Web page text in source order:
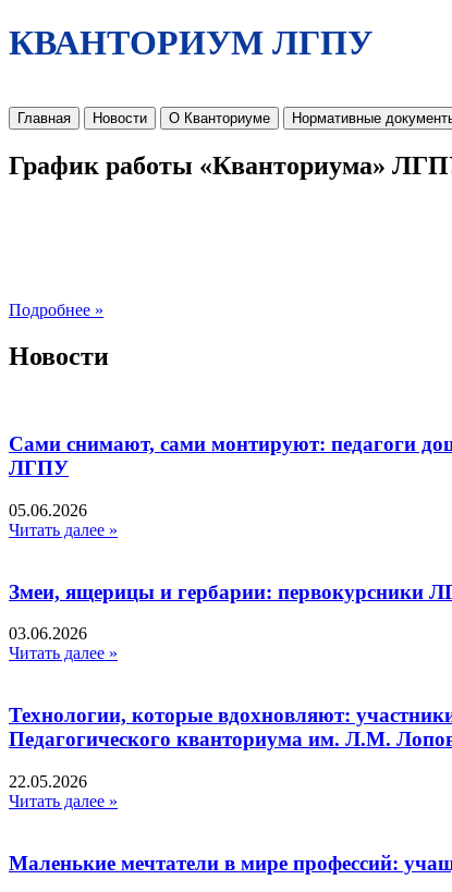
КВАНТОРИУМ ЛГПУ
Главная Новости О Кванториуме Нормативные
График работы «Кванториума»
Подробнее »
Новости
Сами снимают, сами монтируют: педагоги
ЛГПУ​
05.06.2026
Читать далее »
Змеи, ящерицы и гербарии: первокурсники
03.06.2026
Читать далее »
Технологии, которые вдохновляют:
Педагогического кванториума им. Л.М.
22.05.2026
Читать далее »
Маленькие мечтатели в мире профессий: